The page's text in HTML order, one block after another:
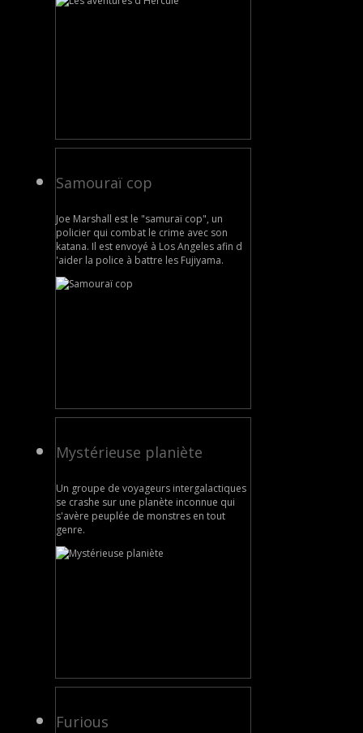
Samouraï cop
Joe Marshall est le "samuraï cop", un
policier qui combat le crime avec son
katana. Il est envoyé à Los Angeles afin d
'aider la police à battre les Fujiyama.
Mystérieuse planiète
Un groupe de voyageurs intergalactiques
se crashe sur une planète inconnue qui
s'avère peuplée de monstres en tout
genre.
Furious